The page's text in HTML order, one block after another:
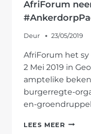
AfriForum
Deur 23/05/2019
AfriForum het
2 Mei 2019 in
amptelike
burgerregte-
en-
LEES MEER